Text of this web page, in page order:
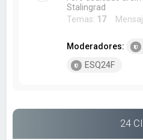
Stalingrad
Temas: 17
Moderadores:
ESQ24F
24